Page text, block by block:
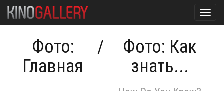
Фото:
Главная
/
Фото: Как
знать...